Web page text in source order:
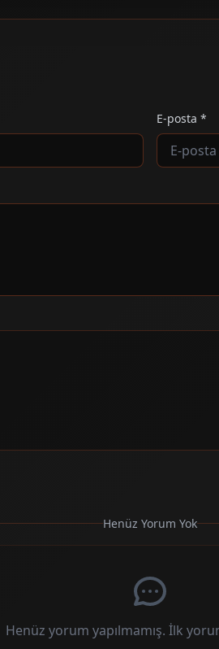
E-posta *
Henüz Yorum Yok
Henüz yorum yapılmamış. İlk